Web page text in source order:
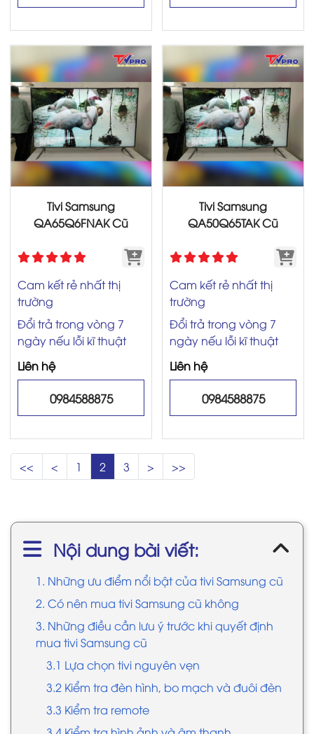
Tivi Samsung
QA65Q6FNAK Cũ
Cam kết rẻ nhất thị
trường
Đổi trả trong vòng 7
ngày nếu lỗi kĩ thuật
Liên hệ
0984588875
Tivi Samsung
QA50Q65TAK Cũ
Cam kết rẻ nhất thị
trường
Đổi trả trong vòng 7
ngày nếu lỗi kĩ thuật
Liên hệ
0984588875
<< < 1 2 3 > >>
Nội dung bài viết:
1. Những ưu điểm nổi bật của tivi Samsung cũ
2. Có nên mua tivi Samsung cũ không
3. Những điều cần lưu ý trước khi quyết định
mua tivi Samsung cũ
3.1 Lựa chọn tivi nguyên vẹn
3.2 Kiểm tra đèn hình, bo mạch và đuôi đèn
3.3 Kiểm tra remote​